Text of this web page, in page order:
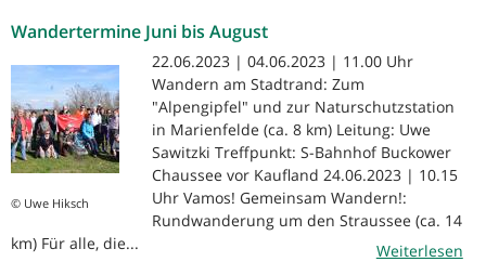
Wandertermine Juni bis August
© Uwe Hiksch
22.06.2023 | 04.06.2023 | 11.00 Uhr
Wandern am Stadtrand: Zum
"Alpengipfel" und zur Naturschutzstation
in Marienfelde (ca. 8 km) Leitung: Uwe
Sawitzki Treffpunkt: S-Bahnhof Buckower
Chaussee vor Kaufland 24.06.2023 | 10.15
Uhr Vamos! Gemeinsam Wandern!:
Rundwanderung um den Straussee (ca. 14
km) Für alle, die...
Weiterlesen